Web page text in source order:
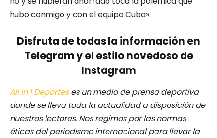
hubo conmigo y con el equipo Cuba».
Disfruta de todas la información en
Telegram y el estilo novedoso de
Instagram
All in 1 Deporteses un medio de prensa deportiva
donde se lleva toda la actualidad a disposición de
nuestros lectores. Nos regimos por las normas
éticas del periodismo internacional para llevar la